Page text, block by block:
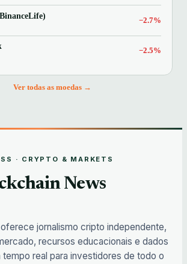
−2.7%
−2.5%
Ver todas as moedas →
· CRYPTO & MARKETS
News
jornalismo cripto independente,
recursos educacionais e dados
real para investidores de todo o